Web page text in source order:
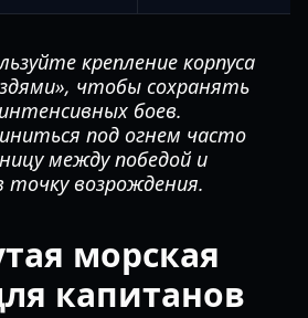
крепление корпуса
чтобы сохранять
боев.
под огнем часто
между победой и
точку возрождения.
морская
капитанов